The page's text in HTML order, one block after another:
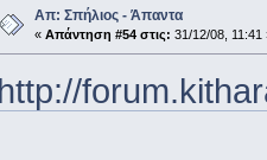
Απ: Σπήλιος - Άπαντα
« Απάντηση #54 στις: 31/12/08, 11:41
http://